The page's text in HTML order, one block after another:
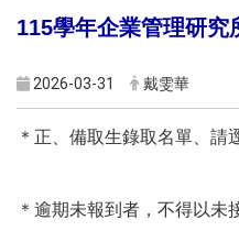
115學年企業管理研究
2026-03-31 戴雯華
＊正、備取生錄取名單、請
＊逾期未報到者，不得以未